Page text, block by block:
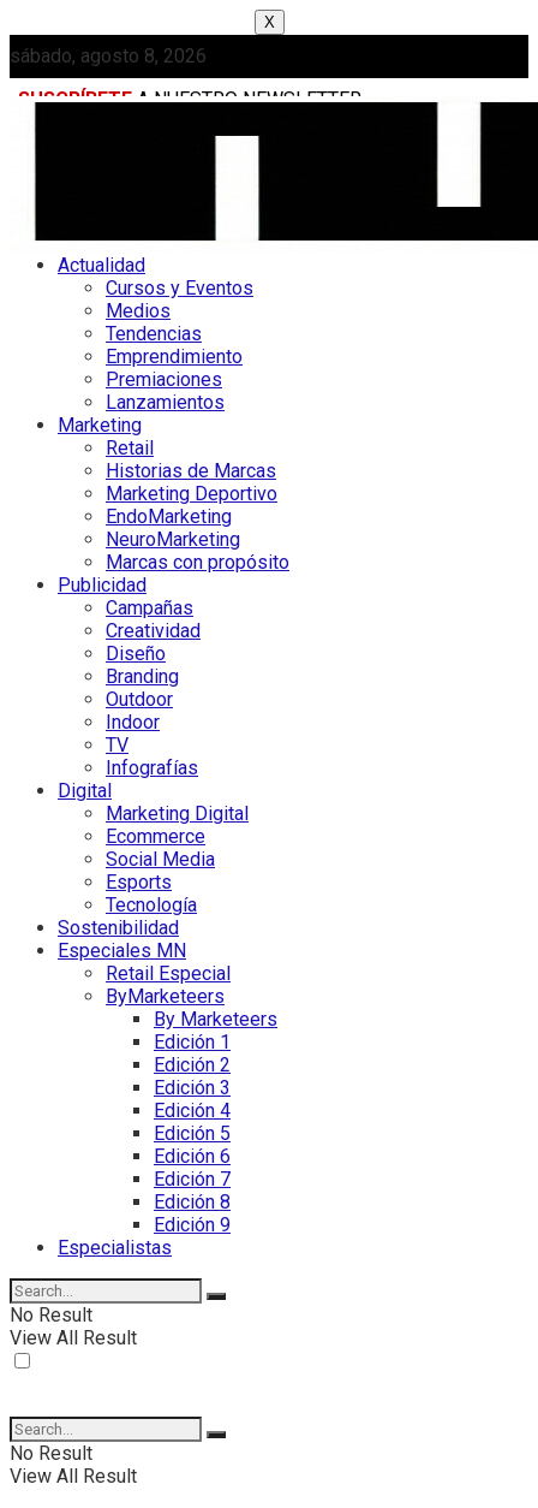
X
sábado, agosto 8, 2026
SUSCRÍBETE A NUESTRO NEWSLETTER
Actualidad
Cursos y Eventos
Medios
Tendencias
Emprendimiento
Premiaciones
Lanzamientos
Marketing
Retail
Historias de Marcas
Marketing Deportivo
EndoMarketing
NeuroMarketing
Marcas con propósito
Publicidad
Campañas
Creatividad
Diseño
Branding
Outdoor
Indoor
TV
Infografías
Digital
Marketing Digital
Ecommerce
Social Media
Esports
Tecnología
Sostenibilidad
Especiales MN
Retail Especial
ByMarketeers
By Marketeers
Edición 1
Edición 2
Edición 3
Edición 4
Edición 5
Edición 6
Edición 7
Edición 8
Edición 9
Especialistas
No Result
View All Result
No Result
View All Result